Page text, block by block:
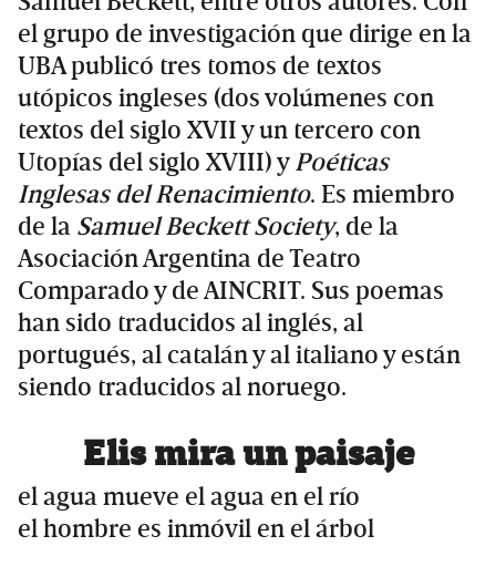
el grupo de investigación que dirige en la
UBA publicó tres tomos de textos
utópicos ingleses (dos volúmenes con
textos del siglo XVII y un tercero con
Utopías del siglo XVIII) yPoéticas
Inglesas del Renacimiento. Es miembro
de la Samuel Beckett Society, de la
Asociación Argentina de Teatro
Comparado y de AINCRIT. Sus poemas
han sido traducidos al inglés, al
portugués, al catalán y al italiano y están
siendo traducidos al noruego.
Elis mira un paisaje
el agua mueve el agua en el río
el hombre es inmóvil en el árbol